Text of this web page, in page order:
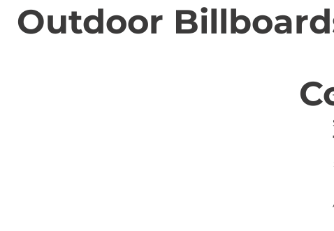
Outdoor